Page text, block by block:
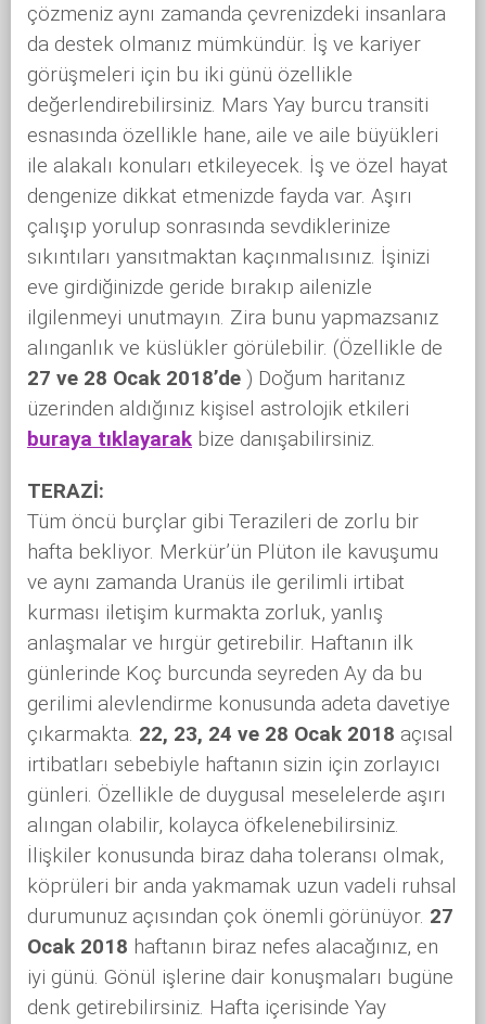
çözmeniz aynı zamanda çevrenizdeki insanlara
da destek olmanız mümkündür. İş ve kariyer
görüşmeleri için bu iki günü özellikle
değerlendirebilirsiniz. Mars Yay burcu transiti
esnasında özellikle hane, aile ve aile büyükleri
ile alakalı konuları etkileyecek. İş ve özel hayat
dengenize dikkat etmenizde fayda var. Aşırı
çalışıp yorulup sonrasında sevdiklerinize
sıkıntıları yansıtmaktan kaçınmalısınız. İşinizi
eve girdiğinizde geride bırakıp ailenizle
ilgilenmeyi unutmayın. Zira bunu yapmazsanız
alınganlık ve küslükler görülebilir. (Özellikle de
27 ve 28 Ocak 2018’de ) Doğum haritanız
üzerinden aldığınız kişisel astrolojik etkileri
buraya tıklayarak bize danışabilirsiniz.
TERAZİ:
Tüm öncü burçlar gibi Terazileri de zorlu bir
hafta bekliyor. Merkür’ün Plüton ile kavuşumu
ve aynı zamanda Uranüs ile gerilimli irtibat
kurması iletişim kurmakta zorluk, yanlış
anlaşmalar ve hırgür getirebilir. Haftanın ilk
günlerinde Koç burcunda seyreden Ay da bu
gerilimi alevlendirme konusunda adeta davetiye
çıkarmakta. 22, 23, 24 ve 28 Ocak 2018 açısal
irtibatları sebebiyle haftanın sizin için zorlayıcı
günleri. Özellikle de duygusal meselelerde aşırı
alıngan olabilir, kolayca öfkelenebilirsiniz.
İlişkiler konusunda biraz daha toleransı olmak,
köprüleri bir anda yakmamak uzun vadeli ruhsal
durumunuz açısından çok önemli görünüyor. 27
Ocak 2018 haftanın biraz nefes alacağınız, en
iyi günü. Gönül işlerine dair konuşmaları bugüne
denk getirebilirsiniz. Hafta içerisinde Yay